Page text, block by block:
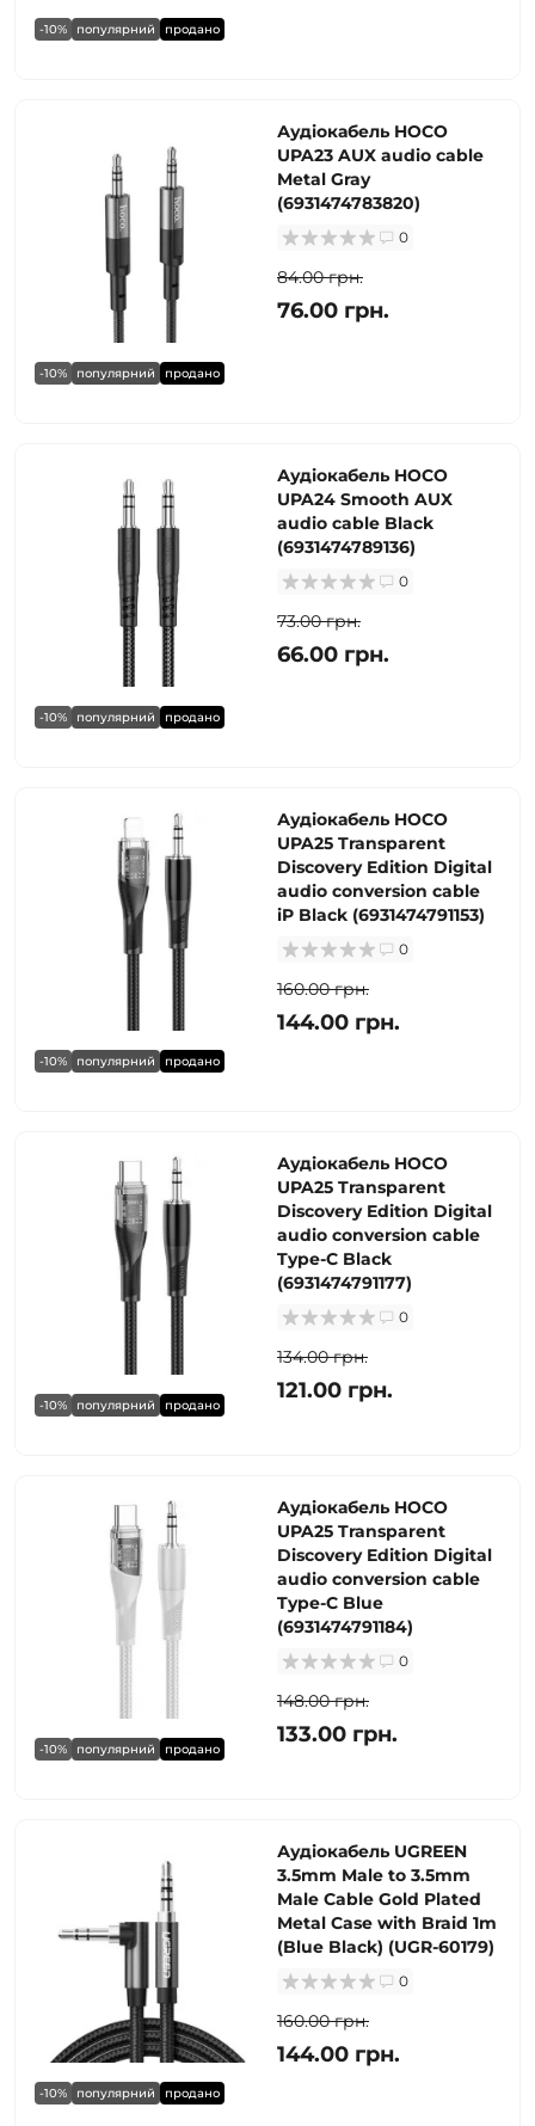
-10% популярний продано
-10% популярний продано
Аудіокабель HOCO
UPA23 AUX audio cable
Metal Gray
(6931474783820)
0
84.00 грн.
76.00 грн.
-10% популярний продано
Аудіокабель HOCO
UPA24 Smooth AUX
audio cable Black
(6931474789136)
0
73.00 грн.
66.00 грн.
-10% популярний продано
Аудіокабель HOCO
UPA25 Transparent
Discovery Edition Digital
audio conversion cable
iP Black (6931474791153)
0
160.00 грн.
144.00 грн.
-10% популярний продано
Аудіокабель HOCO
UPA25 Transparent
Discovery Edition Digital
audio conversion cable
Type-C Black
(6931474791177)
0
134.00 грн.
121.00 грн.
-10% популярний продано
Аудіокабель HOCO
UPA25 Transparent
Discovery Edition Digital
audio conversion cable
Type-C Blue
(6931474791184)
0
148.00 грн.
133.00 грн.
-10% популярний продано
Аудіокабель UGREEN
3.5mm Male to 3.5mm
Male Cable Gold Plated
Metal Case with Braid 1m
(Blue Black) (UGR-60179)
0
160.00 грн.
144.00 грн.